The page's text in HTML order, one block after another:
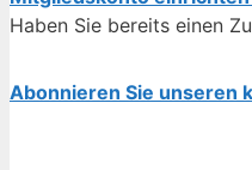
Haben Sie bereits einen
Abonnieren Sie unseren